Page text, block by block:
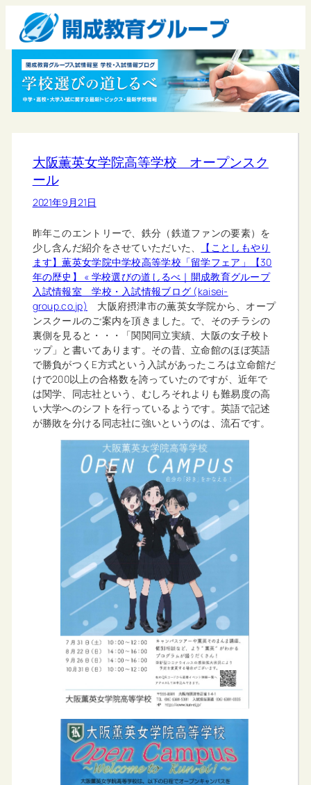
大阪薫英女学院高等学校 オープンスク
ール
2021年9月21日
昨年このエントリーで、鉄分（鉄道ファンの要素）を
少し含んだ紹介をさせていただいた、
【ことしもやり
ます】薫英女学院中学校高等学校「留学フェア」【30
年の歴史】 « 学校選びの道しるべ｜開成教育グループ
入試情報室 学校・入試情報ブログ (kaisei-
group.co.jp)
大阪府摂津市の薫英女学院から、オープ
ンスクールのご案内を頂きました。で、そのチラシの
裏側を見ると・・・「関関同立実績、大阪の女子校ト
ップ」と書いてあります。その昔、立命館のほぼ英語
で勝負がつくE方式という入試があったころは立命館だ
けで200以上の合格数を誇っていたのですが、近年で
は関学、同志社という、むしろそれよりも難易度の高
い大学へのシフトを行っているようです。英語で記述
が勝敗を分ける同志社に強いというのは、流石です。